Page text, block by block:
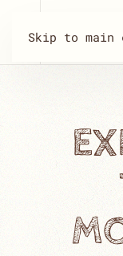
Skip to main